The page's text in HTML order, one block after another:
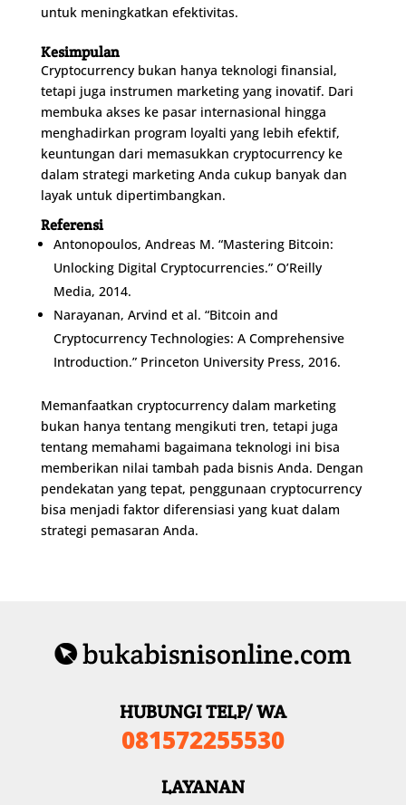
untuk meningkatkan efektivitas.
Kesimpulan
Cryptocurrency bukan hanya teknologi finansial,
tetapi juga instrumen marketing yang inovatif. Dari
membuka akses ke pasar internasional hingga
menghadirkan program loyalti yang lebih efektif,
keuntungan dari memasukkan cryptocurrency ke
dalam strategi marketing Anda cukup banyak dan
layak untuk dipertimbangkan.
Referensi
Antonopoulos, Andreas M. “Mastering Bitcoin:
Unlocking Digital Cryptocurrencies.” O’Reilly
Media, 2014.
Narayanan, Arvind et al. “Bitcoin and
Cryptocurrency Technologies: A Comprehensive
Introduction.” Princeton University Press, 2016.
Memanfaatkan cryptocurrency dalam marketing
bukan hanya tentang mengikuti tren, tetapi juga
tentang memahami bagaimana teknologi ini bisa
memberikan nilai tambah pada bisnis Anda. Dengan
pendekatan yang tepat, penggunaan cryptocurrency
bisa menjadi faktor diferensiasi yang kuat dalam
strategi pemasaran Anda.
HUBUNGI TELP/ WA
081572255530
LAYANAN